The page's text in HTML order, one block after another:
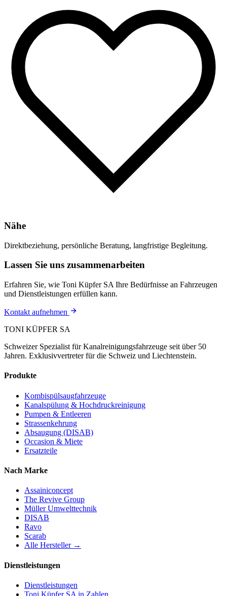
Nähe
Direktbeziehung, persönliche Beratung, langfristige Begleitung.
Lassen Sie uns zusammenarbeiten
Erfahren Sie, wie Toni Küpfer SA Ihre Bedürfnisse an Fahrzeugen
und Dienstleistungen erfüllen kann.
Kontakt aufnehmen
TONI KÜPFER SA
Schweizer Spezialist für Kanalreinigungsfahrzeuge seit über 50
Jahren. Exklusivvertreter für die Schweiz und Liechtenstein.
Produkte
Kombispülsaugfahrzeuge
Kanalspülung & Hochdruckreinigung
Pumpen & Entleeren
Strassenkehrung
Absaugung (DISAB)
Occasion & Miete
Ersatzteile
Nach Marke
Assainiconcept
The Revive Group
Müller Umwelttechnik
DISAB
Ravo
Scarab
Alle Hersteller →
Dienstleistungen
Dienstleistungen
Toni Küpfer SA in Zahlen